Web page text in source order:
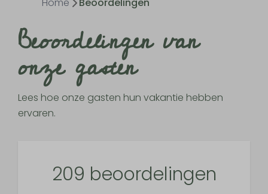
Beoordelingen van
onze gasten
Lees hoe onze gasten hun vakantie hebben
ervaren.
209 beoordelingen